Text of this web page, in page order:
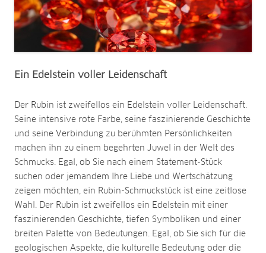
Ein Edelstein voller Leidenschaft
Der Rubin ist zweifellos ein Edelstein voller Leidenschaft.
Seine intensive rote Farbe, seine faszinierende Geschichte
und seine Verbindung zu berühmten Persönlichkeiten
machen ihn zu einem begehrten Juwel in der Welt des
Schmucks. Egal, ob Sie nach einem Statement-Stück
suchen oder jemandem Ihre Liebe und Wertschätzung
zeigen möchten, ein Rubin-Schmuckstück ist eine zeitlose
Wahl. Der Rubin ist zweifellos ein Edelstein mit einer
faszinierenden Geschichte, tiefen Symboliken und einer
breiten Palette von Bedeutungen. Egal, ob Sie sich für die
geologischen Aspekte, die kulturelle Bedeutung oder die